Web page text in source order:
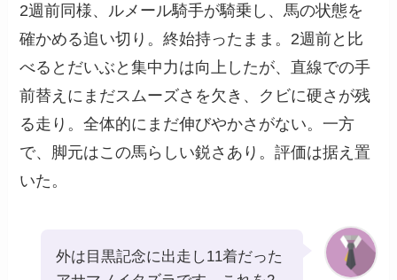
2週前同様、ルメール騎手が騎乗し、馬の状態を
確かめる追い切り。終始持ったまま。2週前と比
べるとだいぶと集中力は向上したが、直線での手
前替えにまだスムーズさを欠き、クビに硬さが残
る走り。全体的にまだ伸びやかさがない。一方
で、脚元はこの馬らしい鋭さあり。評価は据え置
いた。
外は目黒記念に出走し11着だった